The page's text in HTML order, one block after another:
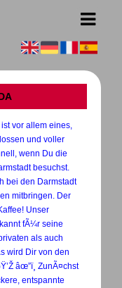
vor allem eines,
und voller
wenn Du die
besuchst.
bei den Darmstadt
mitbringen. Der
Unser
fÃ¼r seine
als auch
entspannte